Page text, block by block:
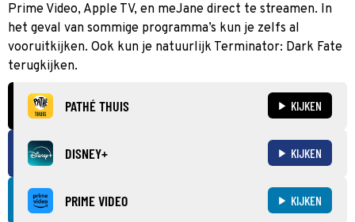
Prime Video, Apple TV, en meJane direct te streamen. In
het geval van sommige programma’s kun je zelfs al
vooruitkijken. Ook kun je natuurlijk Terminator: Dark Fate
terugkijken.
PATHÉ THUIS KIJKEN
DISNEY+ KIJKEN
PRIME VIDEO KIJKEN